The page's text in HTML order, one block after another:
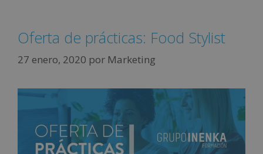
Oferta de prácticas: Food Stylist
27 enero, 2020 por Marketing